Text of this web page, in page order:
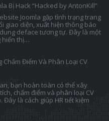
Bị Hack “Hacked by AntonKill”
Joomla gặp tình trạng trang
giao diện, xuất hiện thông báo
deface tương tự. Đây là một
hiển thị…
Điểm Và Phân Loại CV
bạn hoàn toàn có thể xây
chấm điểm và phân loại CV
Đây là cách giúp HR tiết kiệm